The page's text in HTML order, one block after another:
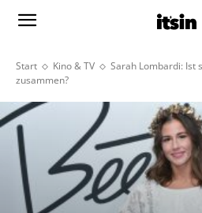
Start Kino & TV
Sarah Lombardi: Ist
zusammen?